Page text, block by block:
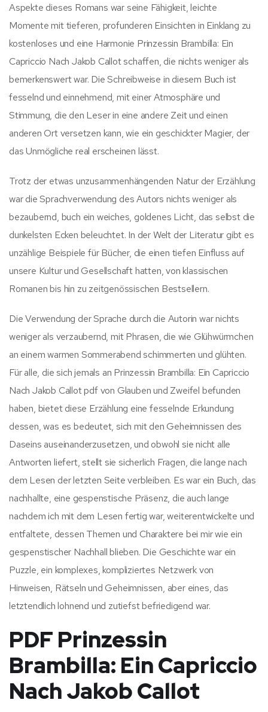
Aspekte dieses Romans war seine Fähigkeit, leichte
Momente mit tieferen, profunderen Einsichten in Einklang zu
kostenloses und eine Harmonie Prinzessin Brambilla: Ein
Capriccio Nach Jakob Callot schaffen, die nichts weniger als
bemerkenswert war. Die Schreibweise in diesem Buch ist
fesselnd und einnehmend, mit einer Atmosphäre und
Stimmung, die den Leser in eine andere Zeit und einen
anderen Ort versetzen kann, wie ein geschickter Magier, der
das Unmögliche real erscheinen lässt.
Trotz der etwas unzusammenhängenden Natur der Erzählung
war die Sprachverwendung des Autors nichts weniger als
bezaubernd, buch ein weiches, goldenes Licht, das selbst die
dunkelsten Ecken beleuchtet. In der Welt der Literatur gibt es
unzählige Beispiele für Bücher, die einen tiefen Einfluss auf
unsere Kultur und Gesellschaft hatten, von klassischen
Romanen bis hin zu zeitgenössischen Bestsellern.
Die Verwendung der Sprache durch die Autorin war nichts
weniger als verzaubernd, mit Phrasen, die wie Glühwürmchen
an einem warmen Sommerabend schimmerten und glühten.
Für alle, die sich jemals an Prinzessin Brambilla: Ein Capriccio
Nach Jakob Callot pdf von Glauben und Zweifel befunden
haben, bietet diese Erzählung eine fesselnde Erkundung
dessen, was es bedeutet, sich mit den Geheimnissen des
Daseins auseinanderzusetzen, und obwohl sie nicht alle
Antworten liefert, stellt sie sicherlich Fragen, die lange nach
dem Lesen der letzten Seite verbleiben. Es war ein Buch, das
nachhallte, eine gespenstische Präsenz, die auch lange
nachdem ich mit dem Lesen fertig war, weiterentwickelte und
entfaltete, dessen Themen und Charaktere bei mir wie ein
gespenstischer Nachhall blieben. Die Geschichte war ein
Puzzle, ein komplexes, kompliziertes Netzwerk von
Hinweisen, Rätseln und Geheimnissen, aber eines, das
letztendlich lohnend und zutiefst befriedigend war.
PDF Prinzessin
Brambilla: Ein Capriccio
Nach Jakob Callot